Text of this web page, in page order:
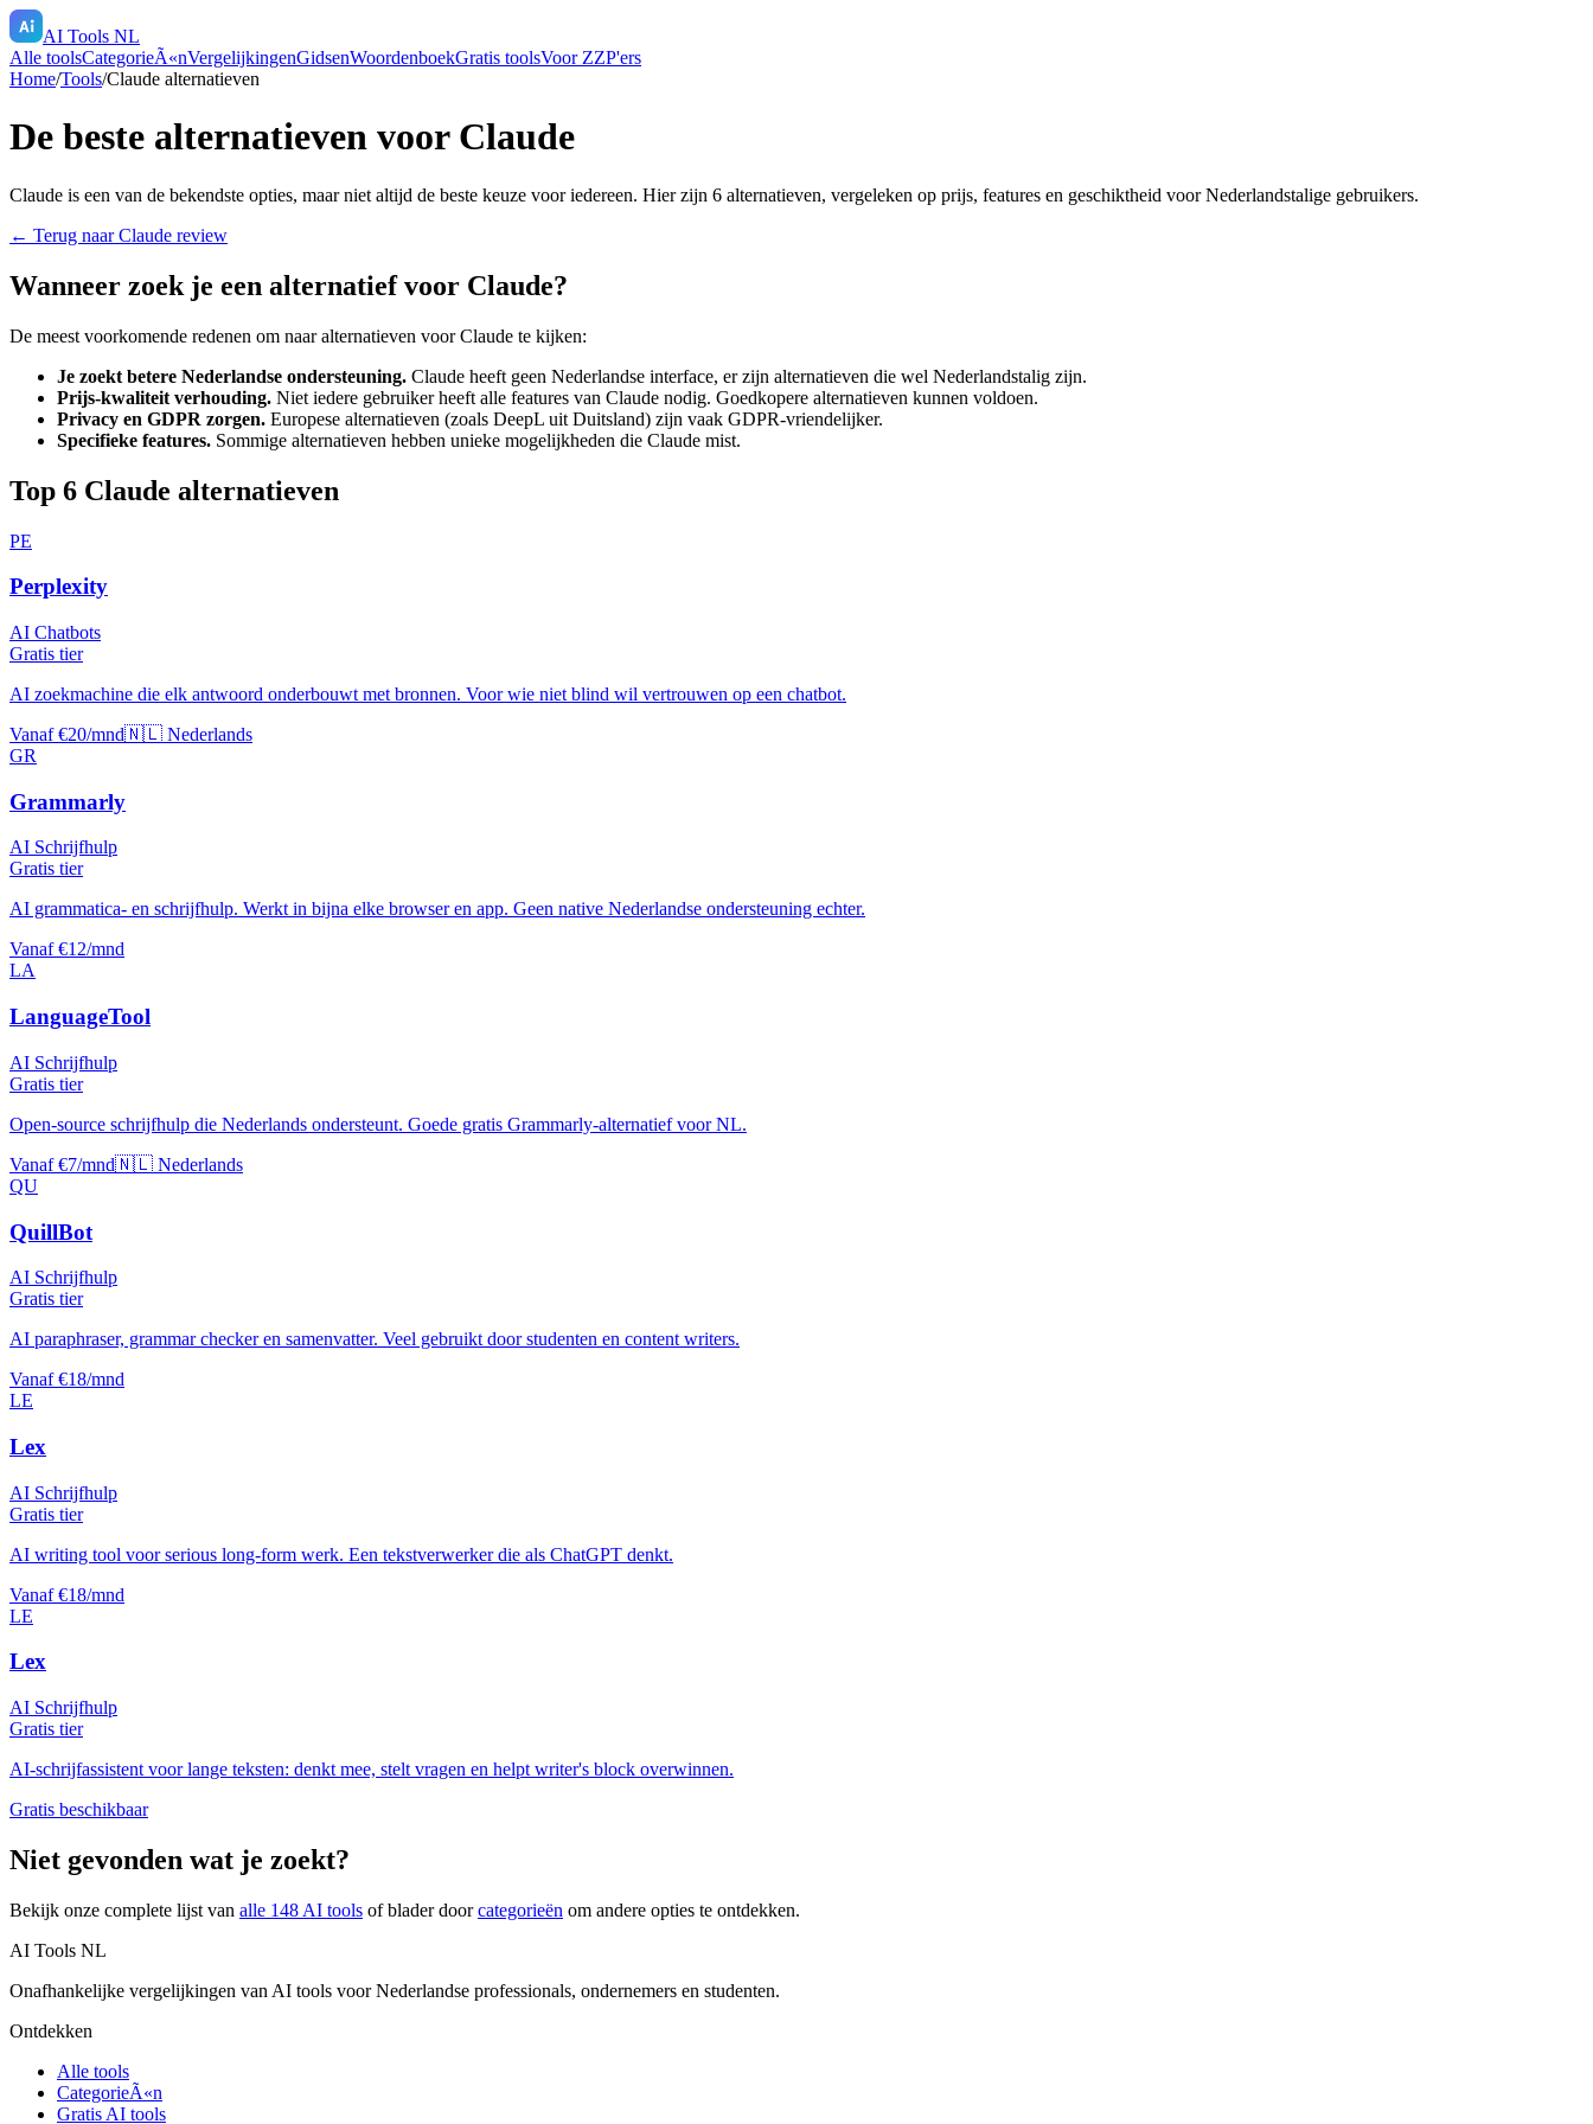
AI Tools NL
Alle toolsCategorieÃ«nVergelijkingenGidsenWoordenboekGratis toolsVoor ZZP'ers
Home/Tools/Claude alternatieven
De beste alternatieven voor Claude
Claude is een van de bekendste opties, maar niet altijd de beste keuze voor iedereen. Hier zijn 6 alternatieven, vergeleken op prijs, features en geschiktheid voor Nederlandstalige gebruikers.
← Terug naarClaude review
Wanneer zoek je een alternatief voor Claude?
De meest voorkomende redenen om naar alternatieven voorClaude te kijken:
Je zoekt betere Nederlandse ondersteuning. Claude heeft geen Nederlandse interface, er zijn alternatieven die wel Nederlandstalig zijn.
Prijs-kwaliteit verhouding. Niet iedere gebruiker heeft alle features van Claude nodig. Goedkopere alternatieven kunnen voldoen.
Privacy en GDPR zorgen. Europese alternatieven (zoals DeepL uit Duitsland) zijn vaak GDPR-vriendelijker.
Specifieke features. Sommige alternatieven hebben unieke mogelijkheden die Claude mist.
Top 6 Claude alternatieven
PE
Perplexity
AI Chatbots
Gratis tier
AI zoekmachine die elk antwoord onderbouwt met bronnen. Voor wie niet blind wil vertrouwen op een chatbot.
Vanaf €20/mnd🇳🇱 Nederlands
GR
Grammarly
AI Schrijfhulp
Gratis tier
AI grammatica- en schrijfhulp. Werkt in bijna elke browser en app. Geen native Nederlandse ondersteuning echter.
Vanaf €12/mnd
LA
LanguageTool
AI Schrijfhulp
Gratis tier
Open-source schrijfhulp die Nederlands ondersteunt. Goede gratis Grammarly-alternatief voor NL.
Vanaf €7/mnd🇳🇱 Nederlands
QU
QuillBot
AI Schrijfhulp
Gratis tier
AI paraphraser, grammar checker en samenvatter. Veel gebruikt door studenten en content writers.
Vanaf €18/mnd
LE
Lex
AI Schrijfhulp
Gratis tier
AI writing tool voor serious long-form werk. Een tekstverwerker die als ChatGPT denkt.
Vanaf €18/mnd
LE
Lex
AI Schrijfhulp
Gratis tier
AI-schrijfassistent voor lange teksten: denkt mee, stelt vragen en helpt writer's block overwinnen.
Gratis beschikbaar
Niet gevonden wat je zoekt?
Bekijk onze complete lijst van alle 148 AI tools of blader door categorieën om andere opties te ontdekken.
AI Tools NL
Onafhankelijke vergelijkingen van AI tools voor Nederlandse professionals, ondernemers en studenten.
Ontdekken
Alle tools
CategorieÃ«n
Gratis AI tools